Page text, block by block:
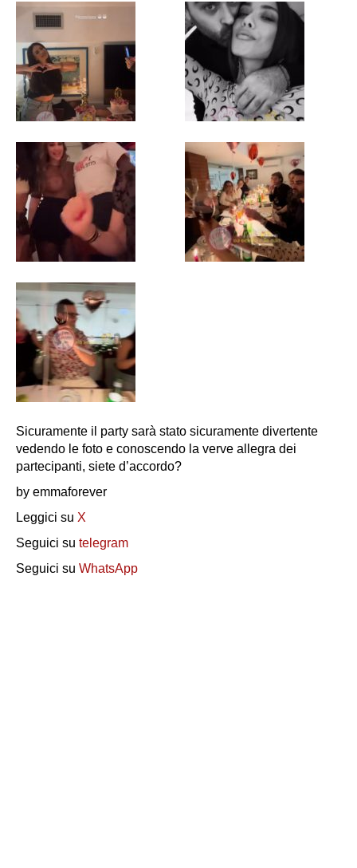
Sicuramente il party sarà stato sicuramente divertente
vedendo le foto e conoscendo la verve allegra dei
partecipanti, siete d’accordo?
by emmaforever
Leggici su X
Seguici su telegram
Seguici su WhatsApp